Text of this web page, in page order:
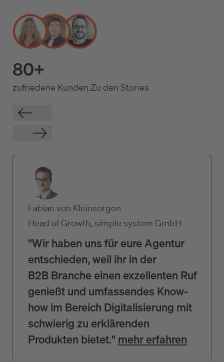
80+
zufriedene Kunden.Zu den Stories
Fabian von Kleinsorgen
Head of Growth, simple system GmbH
"Wir haben uns für eure Agentur
entschieden, weil ihr in der
B2B Branche einen exzellenten Ruf
genießt und umfassendes Know-
how im Bereich Digitalisierung mit
schwierig zu erklärenden
Produkten bietet." mehr erfahren